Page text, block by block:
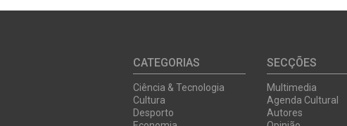
CATEGORIAS
Ciência & Tecnologia
Cultura
Desporto
SECÇÕES
Multimedia
Agenda Cultural
Autores